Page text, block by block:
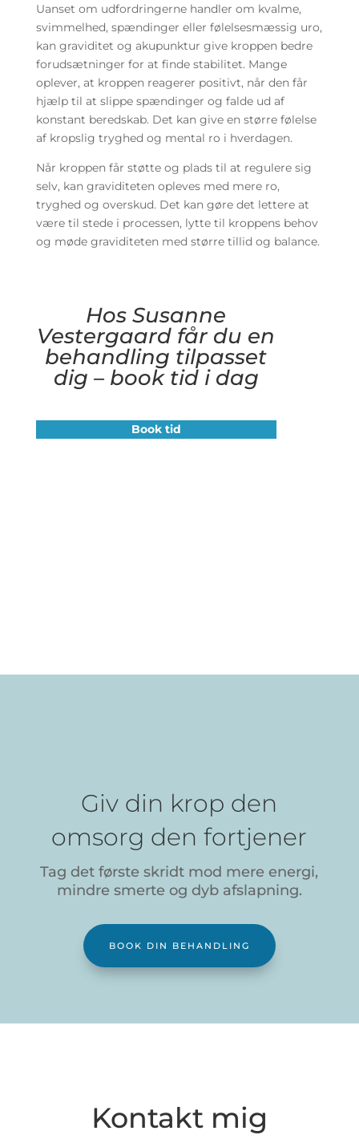
Uanset om udfordringerne handler om kvalme,
svimmelhed, spændinger eller følelsesmæssig uro,
kan graviditet og akupunktur give kroppen bedre
forudsætninger for at finde stabilitet. Mange
oplever, at kroppen reagerer positivt, når den får
hjælp til at slippe spændinger og falde ud af
konstant beredskab. Det kan give en større følelse
af kropslig tryghed og mental ro i hverdagen.
Når kroppen får støtte og plads til at regulere sig
selv, kan graviditeten opleves med mere ro,
tryghed og overskud. Det kan gøre det lettere at
være til stede i processen, lytte til kroppens behov
og møde graviditeten med større tillid og balance.
Hos Susanne
Vestergaard får du en
behandling tilpasset
dig – book tid i dag
Book tid
Giv din krop den
omsorg den fortjener
Tag det første skridt mod mere energi,
mindre smerte og dyb afslapning.
BOOK DIN BEHANDLING
Kontakt mig